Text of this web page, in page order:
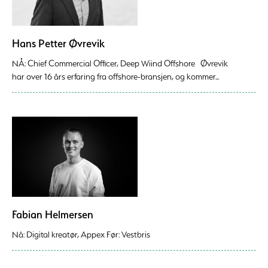
Hans Petter Øvrevik
NÅ: Chief Commercial Officer, Deep Wiind Offshore Øvrevik
har over 16 års erfaring fra offshore-bransjen, og kommer...
Fabian Helmersen
Nå: Digital kreatør, Appex Før: Vestbris